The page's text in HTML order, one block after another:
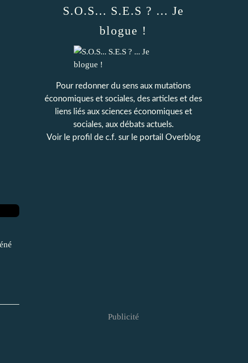
S.O.S... S.E.S ? ... Je
blogue !
Pour redonner du sens aux mutations
économiques et sociales, des articles et des
liens liés aux sciences économiques et
sociales, aux débats actuels.
Voir le profil de c.f. sur le portail Overblog
Publicité